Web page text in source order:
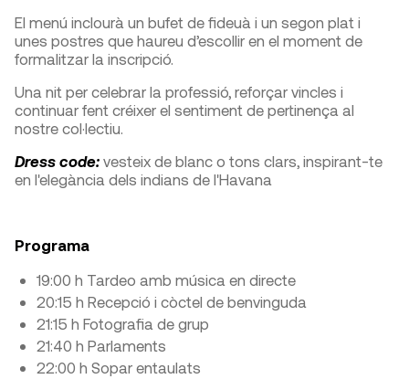
El menú inclourà un bufet de fideuà i un segon plat i
unes postres que haureu d’escollir en el moment de
formalitzar la inscripció.
Una nit per celebrar la professió, reforçar vincles i
continuar fent créixer el sentiment de pertinença al
nostre col·lectiu.
Dress code: vesteix de blanc o tons clars, inspirant-te
en l'elegància dels indians de l'Havana
Programa
19:00 h Tardeo amb música en directe
20:15 h Recepció i còctel de benvinguda
21:15 h Fotografia de grup
21:40 h Parlaments
22:00 h Sopar entaulats